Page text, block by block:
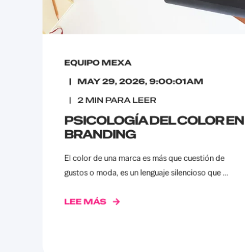
EQUIPO MEXA
MAY 29, 2026, 9:00:01 AM
2MIN PARA LEER
PSICOLOGÍA DEL COLOR EN
BRANDING
El color de una marca es más que cuestión de
gustos o moda, es un lenguaje silencioso que ...
LEE MÁS